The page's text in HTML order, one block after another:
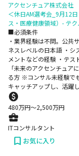
アクセンチュア株式会社
＜休日AM選考会_9月12
ス・医療健康領域）- テ
■必須条件
・業界経験は不問。公共
ネスレベルの日本語 ・
メントなどの経験 ・テス
「未来のアクセンチュア
る方 ※コンサル未経験で
キャッチアップし、活躍
480万円〜2,500万円
ITコンサルタント
お気に入り